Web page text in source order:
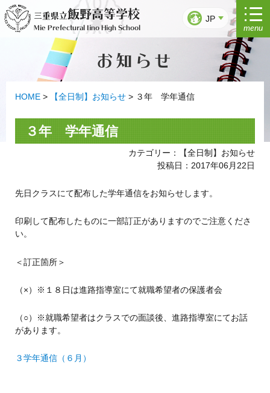
ン
三重県立飯野高等学校
Mie Prefectural Iino High School
JP
menu
お知らせ
HOME > 【全日制】お知らせ > ３年 学年通信
３年 学年通信
カテゴリー：【全日制】お知らせ
投稿日：2017年06月22日
先日クラスにて配布した学年通信をお知らせします。
印刷して配布したものに一部訂正がありますのでご注意くださ
い。
＜訂正箇所＞
（×）※１８日は進路指導室にて就職希望者の保護者会
（○）※就職希望者はクラスでの面談後、進路指導室にてお話
があります。
３学年通信（６月）